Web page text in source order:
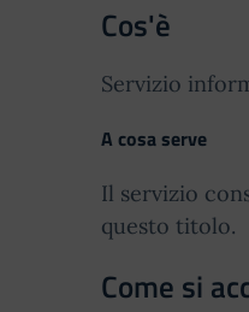
Cos'è
Servizio
A cosa serve
Il servizio
questo titolo.
Come si